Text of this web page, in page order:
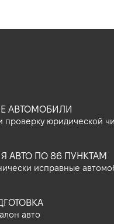
АВТОМОБИЛИ
юридической
АВТО ПО 86 ПУНКТАМ
исправные
авто